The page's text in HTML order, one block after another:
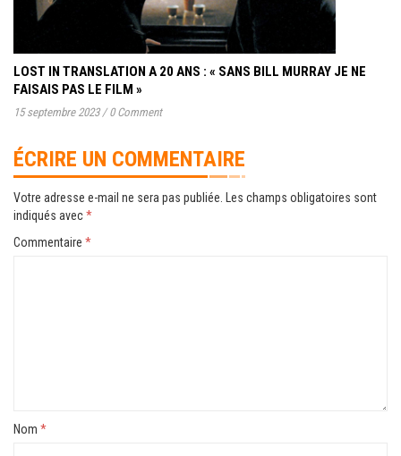
LOST IN TRANSLATION A 20 ANS : « SANS BILL MURRAY JE NE
FAISAIS PAS LE FILM »
15 septembre 2023 / 0 Comment
ÉCRIRE UN COMMENTAIRE
Votre adresse e-mail ne sera pas publiée.
Les champs obligatoires sont
indiqués avec*
Commentaire *
Nom *